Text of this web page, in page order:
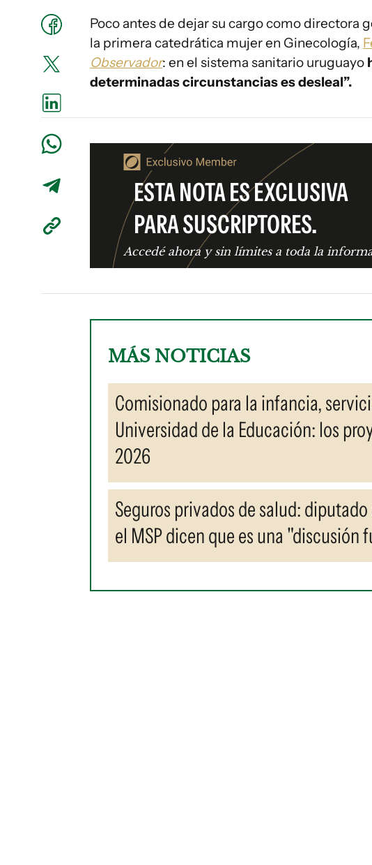
Poco antes de dejar su cargo como directora
la primera catedrática mujer en Ginecología,
Observador: en el sistema sanitario uruguayo
determinadas circunstancias es desleal”.
ESTA NOTA ES EXCLUSIVA
PARA SUSCRIPTORES.
Accedé ahora y sin límites a toda la
MÁS NOTICIAS
Comisionado para la infancia,
Universidad de la Educación: los
2026
Seguros privados de salud:
el MSP dicen que es una "discusión